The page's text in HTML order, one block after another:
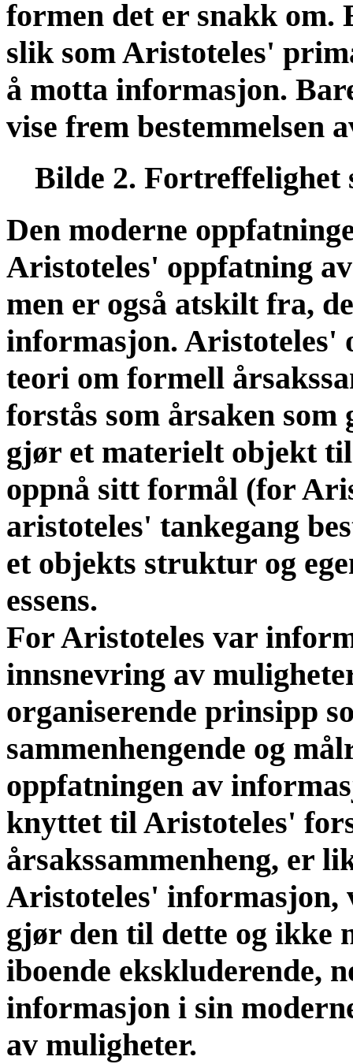
formen det er snakk om.
slik som Aristoteles'
å motta informasjon.
vise frem bestemmelsen
Bilde 2. Fortreffelighet
Den moderne
Aristoteles' oppfatning
men er også atskilt fra,
informasjon. Aristoteles'
teori om formell
forstås som årsaken
gjør et materielt objekt
oppnå sitt formål (for
aristoteles' tankegang
et objekts struktur og
essens.
For Aristoteles var
innsnevring av
organiserende prinsipp
sammenhengende og
oppfatningen av
knyttet til Aristoteles'
årsakssammenheng, er
Aristoteles' informasjon,
gjør den til dette og ikke
iboende ekskluderende,
informasjon i sin
av muligheter.